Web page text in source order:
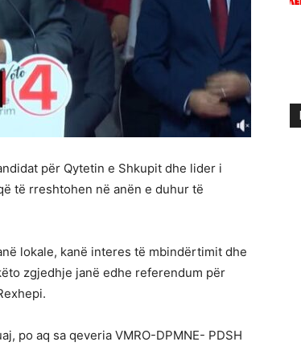
për Qytetin e Shkupit dhe lider i
të rreshtohen në anën e duhur të
lokale, kanë interes të mbindërtimit dhe
zgjedhje janë edhe referendum për
po aq sa qeveria VMRO-DPMNE- PDSH